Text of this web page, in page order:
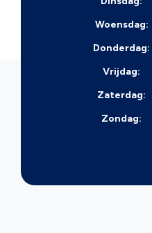
Woensdag:
Donderdag:
Vrijdag:
Zaterdag:
Zondag: